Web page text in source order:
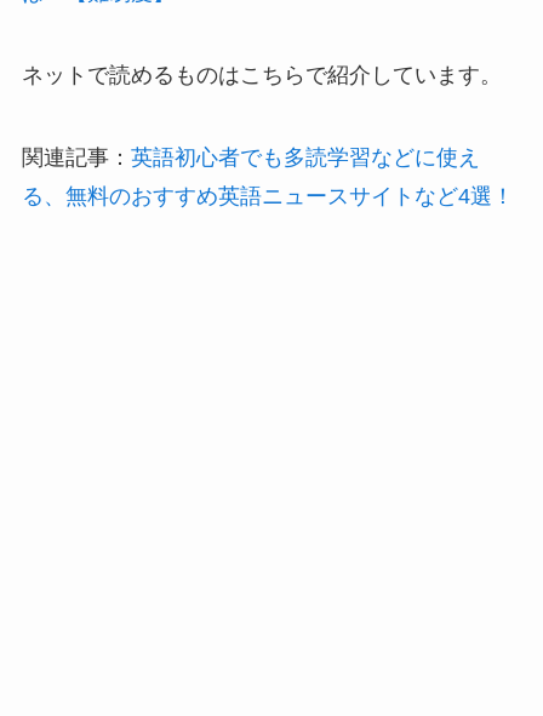
ネットで読めるものはこちらで紹介しています。
関連記事： 英語初心者でも多読学習などに使え
る、無料のおすすめ英語ニュースサイトなど4選！